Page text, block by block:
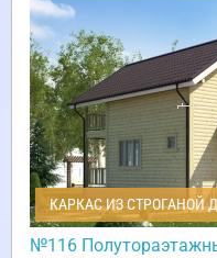
КАРКАС ИЗ СТРОГАНОЙ
№116